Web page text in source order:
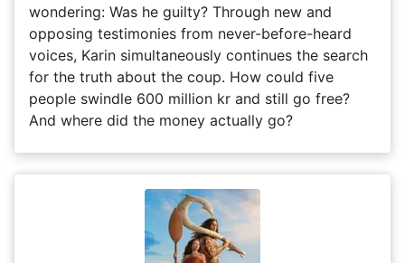
wondering: Was he guilty? Through new and
opposing testimonies from never-before-heard
voices, Karin simultaneously continues the search
for the truth about the coup. How could five
people swindle 600 million kr and still go free?
And where did the money actually go?